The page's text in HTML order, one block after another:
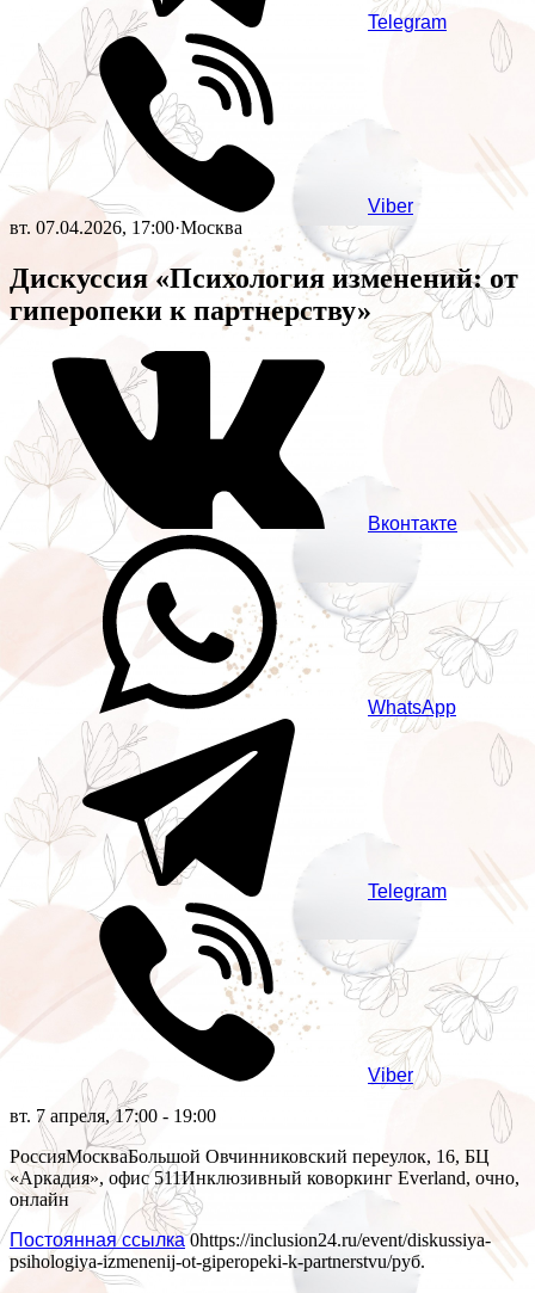
Telegram
Viber
вт. 07.04.2026, 17:00·Москва
Дискуссия «Психология изменений: от
гиперопеки к партнерству»
Вконтакте
WhatsApp
Telegram
Viber
вт. 7 апреля, 17:00 - 19:00
РоссияМоскваБольшой Овчинниковский переулок, 16, БЦ
«Аркадия», офис 511Инклюзивный коворкинг Everland, очно,
онлайн
Постоянная ссылка 0https://inclusion24.ru/event/diskussiya-
psihologiya-izmenenij-ot-giperopeki-k-partnerstvu/руб.